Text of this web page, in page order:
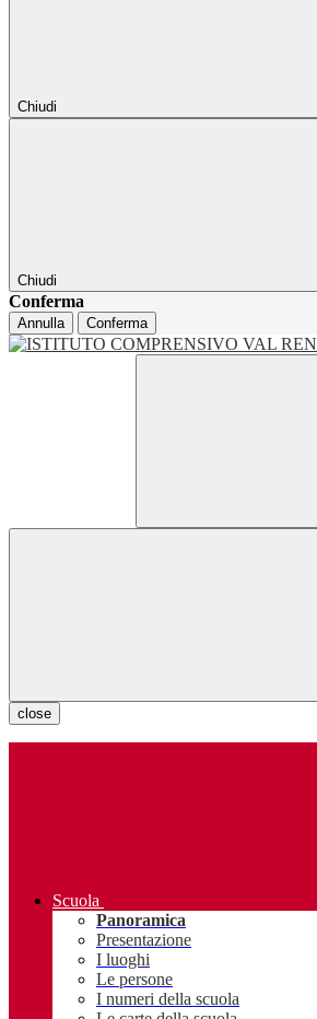
Chiudi
Chiudi
Conferma
Annulla Conferma
close
Scuola
Panoramica
Presentazione
I luoghi
Le persone
I numeri della scuola